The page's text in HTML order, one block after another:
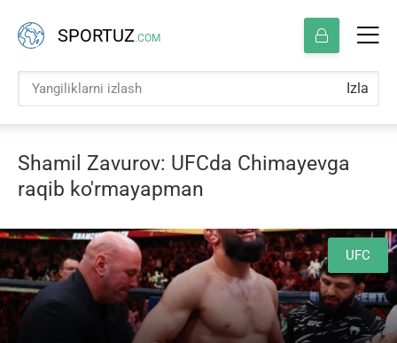
SPORTUZ.COM
Izla
Shamil Zavurov: UFCda Chimayevga
raqib ko'rmayapman
UFC